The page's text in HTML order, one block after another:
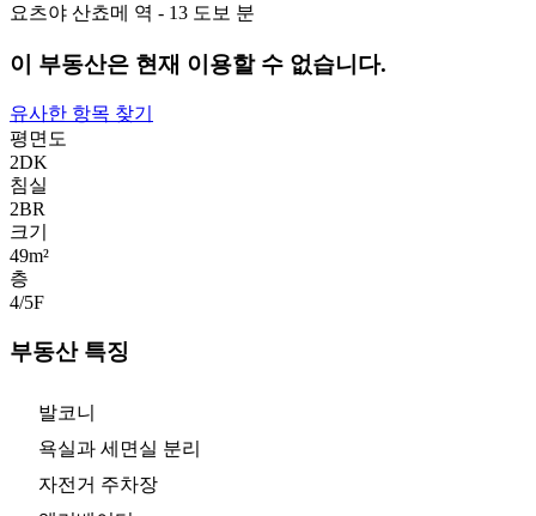
요츠야 산쵸메 역 - 13 도보 분
이 부동산은 현재 이용할 수 없습니다.
유사한 항목 찾기
평면도
2DK
침실
2BR
크기
49m²
층
4/5F
부동산 특징
발코니
욕실과 세면실 분리
자전거 주차장